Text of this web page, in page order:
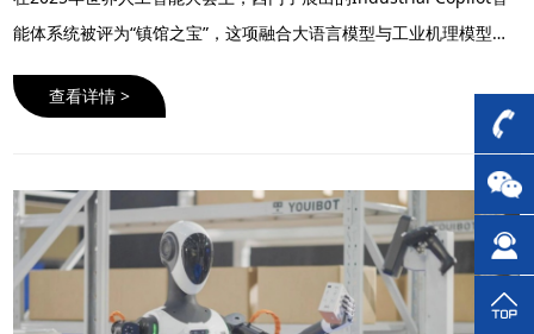
能体系统被评为“镇馆之宝”，这项融合大语言模型与工业机理模型的
查看详情 >